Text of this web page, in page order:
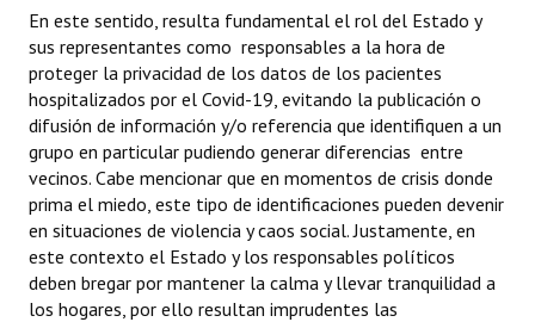
En este sentido, resulta fundamental el rol del Estado y
sus representantes como responsables a la hora de
proteger la privacidad de los datos de los pacientes
hospitalizados por el Covid-19, evitando la publicación o
difusión de información y/o referencia que identifiquen a un
grupo en particular pudiendo generar diferencias entre
vecinos. Cabe mencionar que en momentos de crisis donde
prima el miedo, este tipo de identificaciones pueden devenir
en situaciones de violencia y caos social. Justamente, en
este contexto el Estado y los responsables políticos
deben bregar por mantener la calma y llevar tranquilidad a
los hogares, por ello resultan imprudentes las